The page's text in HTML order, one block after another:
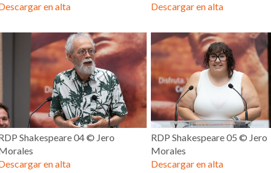
en alta
Descargar en alta
Shakespeare 04 © Jero
en alta
RDP Shakespeare 05 © Jero
Morales
Descargar en alta